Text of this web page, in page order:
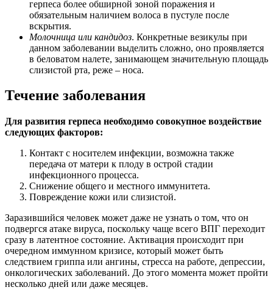
герпеса более обширной зоной поражения и
обязательным наличием волоса в пустуле после
вскрытия.
Молочница или кандидоз. Конкретные везикулы при
данном заболевании выделить сложно, оно проявляется
в беловатом налете, занимающем значительную площадь
слизистой рта, реже – носа.
Течение заболевания
Для развития герпеса необходимо совокупное воздействие
следующих факторов:
Контакт с носителем инфекции, возможна также
передача от матери к плоду в острой стадии
инфекционного процесса.
Снижение общего и местного иммунитета.
Повреждение кожи или слизистой.
Заразившийся человек может даже не узнать о том, что он
подвергся атаке вируса, поскольку чаще всего ВПГ переходит
сразу в латентное состояние. Активация происходит при
очередном иммунном кризисе, который может быть
следствием гриппа или ангины, стресса на работе, депрессии,
онкологических заболеваний. До этого момента может пройти
несколько дней или даже месяцев.